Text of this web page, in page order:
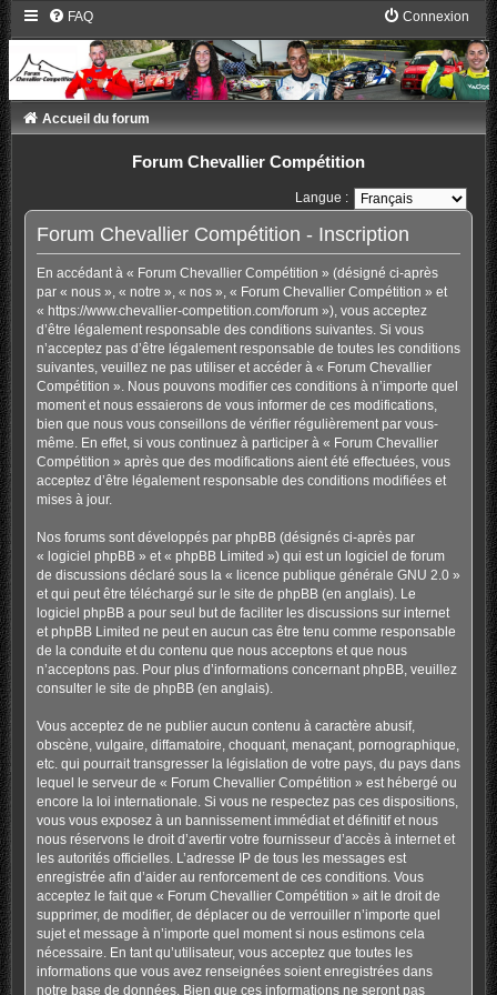
FAQ Connexion
Accueil du forum
Forum Chevallier Compétition
Langue :
Forum Chevallier Compétition - Inscription
En accédant à « Forum Chevallier Compétition » (désigné ci-après
par « nous », « notre », « nos », « Forum Chevallier Compétition » et
« https://www.chevallier-competition.com/forum »), vous acceptez
d’être légalement responsable des conditions suivantes. Si vous
n’acceptez pas d’être légalement responsable de toutes les conditions
suivantes, veuillez ne pas utiliser et accéder à « Forum Chevallier
Compétition ». Nous pouvons modifier ces conditions à n’importe quel
moment et nous essaierons de vous informer de ces modifications,
bien que nous vous conseillons de vérifier régulièrement par vous-
même. En effet, si vous continuez à participer à « Forum Chevallier
Compétition » après que des modifications aient été effectuées, vous
acceptez d’être légalement responsable des conditions modifiées et
mises à jour.
Nos forums sont développés par phpBB (désignés ci-après par
« logiciel phpBB » et « phpBB Limited ») qui est un logiciel de forum
de discussions déclaré sous la « licence publique générale GNU 2.0»
et qui peut être téléchargé sur le site de phpBB(en anglais). Le
logiciel phpBB a pour seul but de faciliter les discussions sur internet
et phpBB Limited ne peut en aucun cas être tenu comme responsable
de la conduite et du contenu que nous acceptons et que nous
n’acceptons pas. Pour plus d’informations concernant phpBB, veuillez
consulter le site de phpBB(en anglais).
Vous acceptez de ne publier aucun contenu à caractère abusif,
obscène, vulgaire, diffamatoire, choquant, menaçant, pornographique,
etc. qui pourrait transgresser la législation de votre pays, du pays dans
lequel le serveur de « Forum Chevallier Compétition » est hébergé ou
encore la loi internationale. Si vous ne respectez pas ces dispositions,
vous vous exposez à un bannissement immédiat et définitif et nous
nous réservons le droit d’avertir votre fournisseur d’accès à internet et
les autorités officielles. L’adresse IP de tous les messages est
enregistrée afin d’aider au renforcement de ces conditions. Vous
acceptez le fait que « Forum Chevallier Compétition » ait le droit de
supprimer, de modifier, de déplacer ou de verrouiller n’importe quel
sujet et message à n’importe quel moment si nous estimons cela
nécessaire. En tant qu’utilisateur, vous acceptez que toutes les
informations que vous avez renseignées soient enregistrées dans
notre base de données. Bien que ces informations ne seront pas